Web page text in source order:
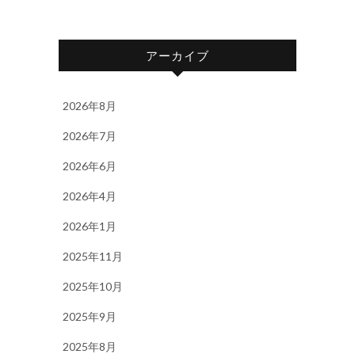
アーカイブ
2026年8月
2026年7月
2026年6月
2026年4月
2026年1月
2025年11月
2025年10月
2025年9月
2025年8月